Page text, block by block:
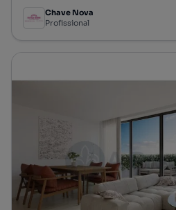
Chave Nova
Profissional